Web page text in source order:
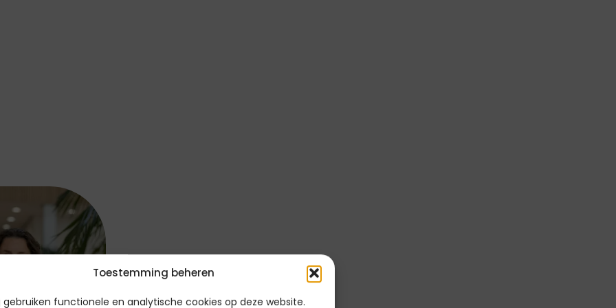
Toestemming beheren
gebruiken functionele en analytische cookies op deze website.